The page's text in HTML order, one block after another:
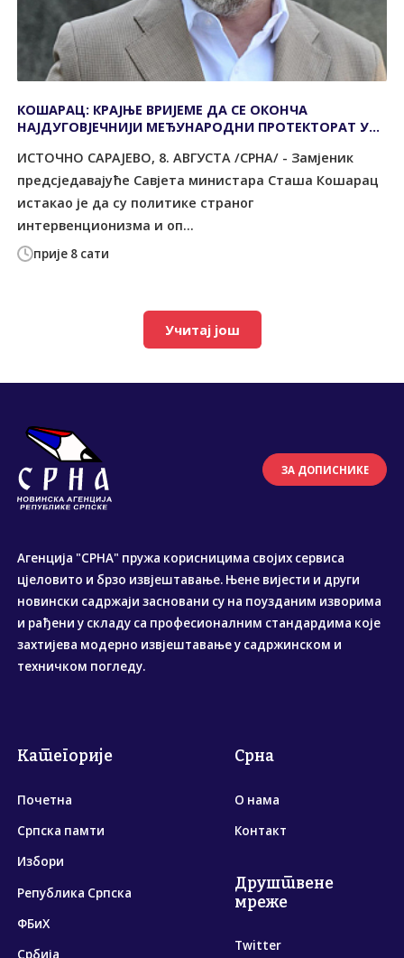
прије 8 сати
КОШАРАЦ: КРАЈЊЕ ВРИЈЕМЕ ДА СЕ ОКОНЧА
НАЈДУГОВЈЕЧНИЈИ МЕЂУНАРОДНИ ПРОТЕКТОРАТ У
ИСТОЧНО САРАЈЕВО, 8. АВГУСТА /СРНА/ - Замјеник
предсједавајуће Савјета министара Сташа Кошарац
истакао је да су политике страног
интервенционизма и оп...
Учитај још
ЗА ДОПИСНИКЕ
Агенција "СРНА" пружа корисницима својих сервиса
цјеловито и брзо извјештавање. Њене вијести и други
новински садржаји засновани су на поузданим изворима
и рађени у складу са професионалним стандардима које
захтијева модерно извјештавање у садржинском и
техничком погледу.
Категорије
Почетна
Српска памти
Избори
Република Српска
ФБиХ
Србија
Срна
О нама
Контакт
Друштвене
мреже
Twitter